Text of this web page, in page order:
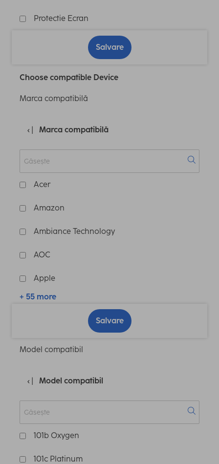
Protectie Ecran
Salvare
Choose compatible Device
Marca compatibilă
Marca compatibilă
Acer
Amazon
Ambiance Technology
AOC
Apple
+ 55 more
Salvare
Model compatibil
Model compatibil
101b Oxygen
101c Platinum